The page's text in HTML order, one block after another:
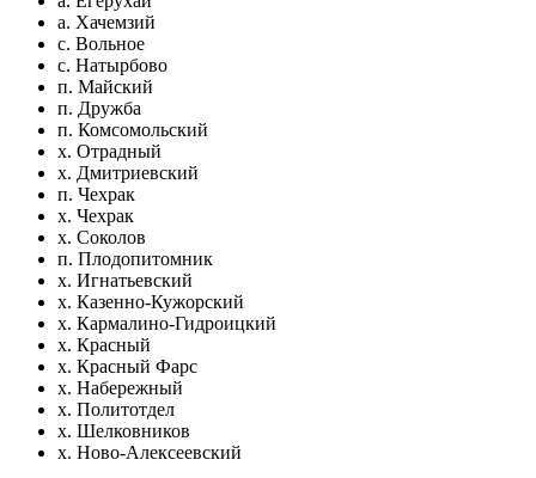
а. Хачемзий
с. Вольное
с. Натырбово
п. Майский
п. Дружба
п. Комсомольский
х. Отрадный
х. Дмитриевский
п. Чехрак
х. Чехрак
х. Соколов
п. Плодопитомник
х. Игнатьевский
х. Казенно-Кужорский
х. Кармалино-Гидроицкий
х. Красный
х. Красный Фарс
х. Набережный
х. Политотдел
х. Шелковников
х. Ново-Алексеевский